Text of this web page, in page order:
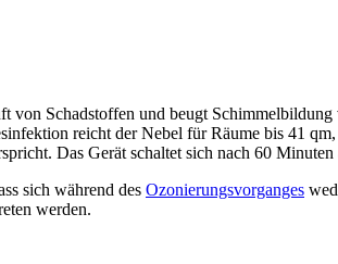
von Schadstoffen und beugt Schimmelbildung
reicht der Nebel für Räume bis 41
Das Gerät schaltet sich nach 60
sich während des Ozonierungsvorganges
werden.